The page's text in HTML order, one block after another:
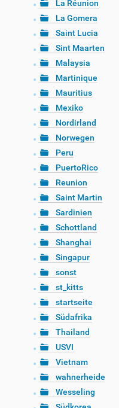
La Réunion
La Gomera
Saint Lucia
Sint Maarten
Malaysia
Martinique
Mauritius
Mexiko
Nordirland
Norwegen
Peru
PuertoRico
Reunion
Saint Martin
Sardinien
Schottland
Shanghai
Singapur
sonst
st_kitts
startseite
Südafrika
Thailand
USVI
Vietnam
wahnerheide
Wesseling